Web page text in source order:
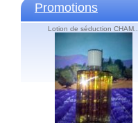
Promotions
Lotion de séduction CHAM...